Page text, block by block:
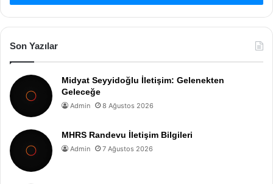
Son Yazılar
Midyat Seyyidoğlu İletişim: Gelenekten
Geleceğe
Admin 8 Ağustos 2026
MHRS Randevu İletişim Bilgileri
Admin 7 Ağustos 2026